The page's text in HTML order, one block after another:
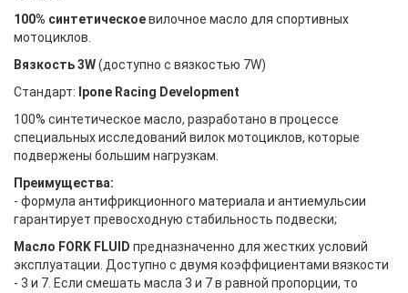
100% синтетическоевилочное масло для спортивных
мотоциклов.
Вязкость 3W(доступно с вязкостью 7W)
Стандарт: Ipone Racing Development
100% синтетическое масло, разработано в процессе
специальных исследований вилок мотоциклов, которые
подвержены большим нагрузкам.
Преимущества:
- формула антифрикционного материала и антиемульсии
гарантирует превосходную стабильность подвески;
Масло FORK FLUID предназначенно для жестких условий
эксплуатации. Доступно с двумя коэффициентами вязкости
- 3 и 7. Если смешать масла 3 и 7 в равной пропорции, то